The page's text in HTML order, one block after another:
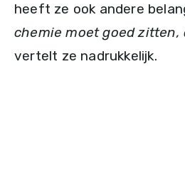
heeft ze ook andere
chemie moet goed zitten,
vertelt ze nadrukkelijk.